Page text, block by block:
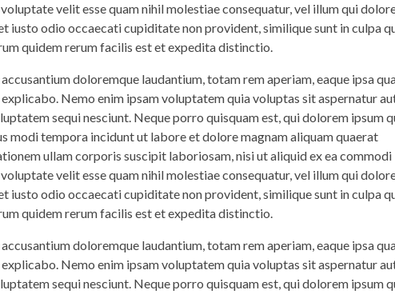
velit esse quam nihil molestiae consequatur, vel illum qui
iusto odio occaecati cupiditate non provident, similique sunt in culpa
quidem rerum facilis est et expedita distinctio.
doloremque laudantium, totam rem aperiam, eaque ipsa
Nemo enim ipsam voluptatem quia voluptas sit aspernatur
sequi nesciunt. Neque porro quisquam est, qui dolorem ipsum
modi tempora incidunt ut labore et dolore magnam aliquam quaerat
ullam corporis suscipit laboriosam, nisi ut aliquid ex ea commodi
velit esse quam nihil molestiae consequatur, vel illum qui
iusto odio occaecati cupiditate non provident, similique sunt in culpa
quidem rerum facilis est et expedita distinctio.
doloremque laudantium, totam rem aperiam, eaque ipsa
Nemo enim ipsam voluptatem quia voluptas sit aspernatur
sequi nesciunt. Neque porro quisquam est, qui dolorem ipsum